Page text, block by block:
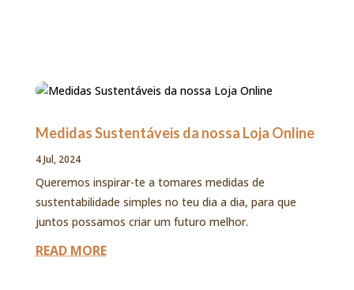
Medidas Sustentáveis da nossa Loja Online
4 Jul, 2024
Queremos inspirar-te a tomares medidas de
sustentabilidade simples no teu dia a dia, para que
juntos possamos criar um futuro melhor.
READ MORE